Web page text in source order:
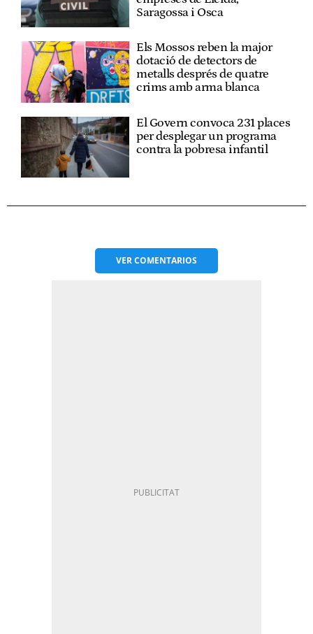
Saragossa i Osca
Els Mossos reben la major
dotació de detectors de
metalls després de quatre
crims amb arma blanca
El Govern convoca 231 places
per desplegar un programa
contra la pobresa infantil
VERCOMENTARIOS